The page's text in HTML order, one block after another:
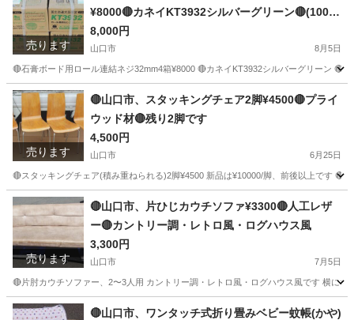
売ります
¥8000🔴カネイKT3932シルバーグリーン🔴(100本
x20巻)x4箱🔴未開封
8,000円
山口市 8月5日
🔴石膏ボード用ロール連結ネジ32mm4箱¥8000 🔴カネイKT3932シルバーグリーン
山口 山口市 その他
売ります
🔴山口市、スタッキングチェア2脚¥4500🔴プライ
ウッド材🔴残り2脚です
4,500円
山口市 6月25日
🔴スタッキングチェア(積み重ねられる)2脚¥4500 新品は¥10000/脚、前後以上です 🔴
山口 山口市 椅子 スタッキングチェア
売ります
🔴山口市、片ひじカウチソファ¥3300🔴人工レザ
ー🔴カントリー調・レトロ風・ログハウス風
3,300円
山口市 7月5日
🔴片肘カウチソファー、2〜3人用 カントリー調・レトロ風・ログハウス風です 横に
山口 山口市 家具 ログハウス
🔴山口市、ワンタッチ式折り畳みベビー蚊帳(かや)